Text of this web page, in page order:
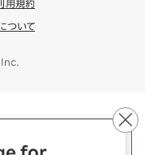
for
用規約
ついて